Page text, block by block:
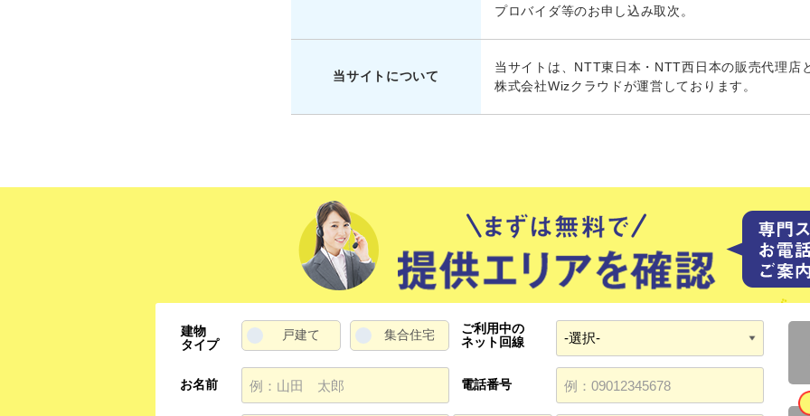
プロバイダ等のお申し込み取次。
当サイトについて
当サイトは、NTT東日本・NTT西日本の販売代理店
株式会社Wizクラウドが運営しております。